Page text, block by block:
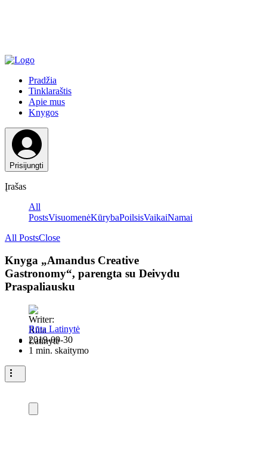
Pradžia
Tinklaraštis
Apie mus
Knygos
Prisijungti
Įrašas
All
PostsVisuomenėKūrybaPoilsisVaikaiNamai
All PostsClose
Knyga „Amandus Creative
Gastronomy“, parengta su Deivydu
Praspaliausku
Rūta Latinytė
2019-09-30
1 min. skaitymo